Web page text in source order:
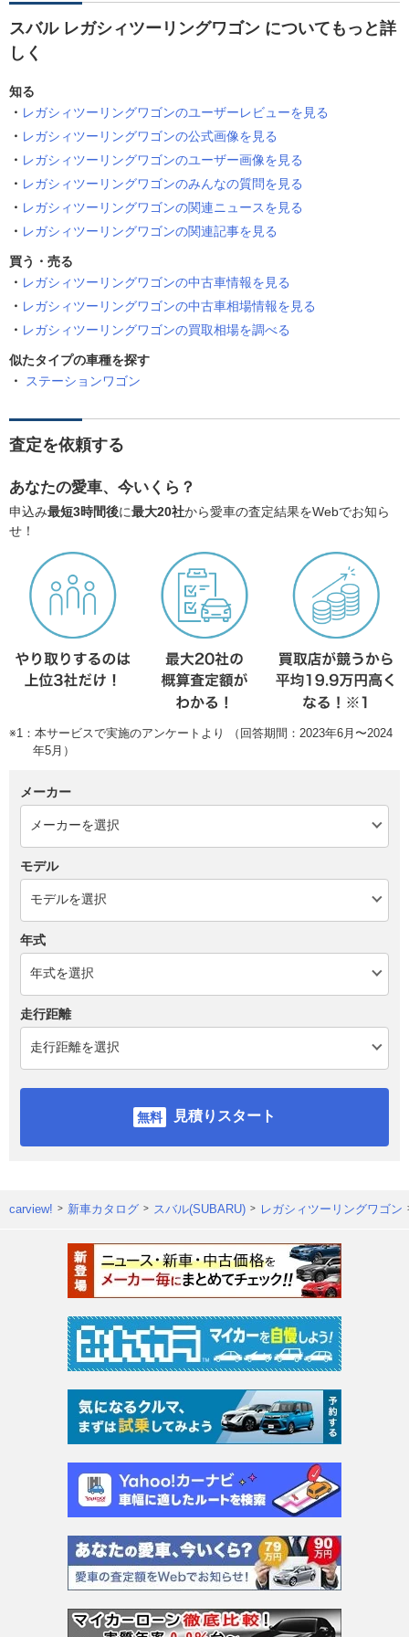
スバル レガシィツーリングワゴン についてもっと詳
しく
知る
レガシィツーリングワゴンのユーザーレビューを見る
レガシィツーリングワゴンの公式画像を見る
レガシィツーリングワゴンのユーザー画像を見る
レガシィツーリングワゴンのみんなの質問を見る
レガシィツーリングワゴンの関連ニュースを見る
レガシィツーリングワゴンの関連記事を見る
買う・売る
レガシィツーリングワゴンの中古車情報を見る
レガシィツーリングワゴンの中古車相場情報を見る
レガシィツーリングワゴンの買取相場を調べる
似たタイプの車種を探す
ステーションワゴン
査定を依頼する
あなたの愛車、今いくら？
申込み最短3時間後に最大20社から愛車の査定結果をWebでお知ら
せ！
※1：本サービスで実施のアンケートより （回答期間：2023年6月〜2024
年5月）
メーカー
モデル
年式
走行距離
見積りスタート
carview! 新車カタログ スバル(SUBARU) レガシィツーリングワゴン